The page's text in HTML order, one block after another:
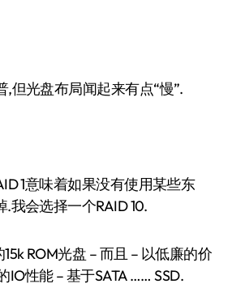
,但光盘布局闻起来有点“慢”.
1意味着如果没有使用某些东
.我会选择一个RAID 10.
ROM光盘 – 而且 – 以低廉的价
IO性能 – 基于SATA …… SSD.